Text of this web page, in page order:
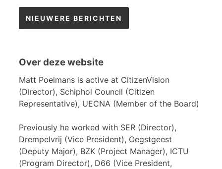
Berichtennavigatie
NIEUWERE BERICHTEN
Over deze website
Matt Poelmans is active at CitizenVision
(Director), Schiphol Council (Citizen
Representative), UECNA (Member of the Board)
Previously he worked with SER (Director),
Drempelvrij (Vice President), Oegstgeest
(Deputy Major), BZK (Project Manager), ICTU
(Program Director), D66 (Vice President,